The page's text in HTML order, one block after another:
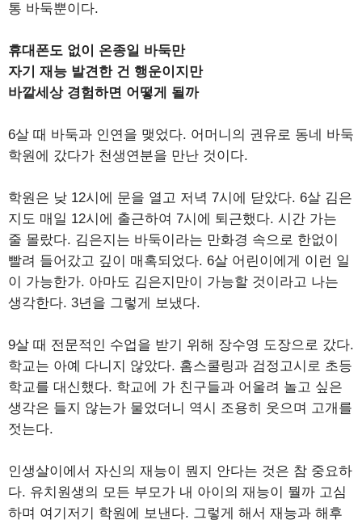
통 바둑뿐이다.
휴대폰도 없이 온종일 바둑만
자기 재능 발견한 건 행운이지만
바깥세상 경험하면 어떻게 될까
6살 때 바둑과 인연을 맺었다. 어머니의 권유로 동네 바둑
학원에 갔다가 천생연분을 만난 것이다.
학원은 낮 12시에 문을 열고 저녁 7시에 닫았다. 6살 김은
지도 매일 12시에 출근하여 7시에 퇴근했다. 시간 가는
줄 몰랐다. 김은지는 바둑이라는 만화경 속으로 한없이
빨려 들어갔고 깊이 매혹되었다. 6살 어린이에게 이런 일
이 가능한가. 아마도 김은지만이 가능할 것이라고 나는
생각한다. 3년을 그렇게 보냈다.
9살 때 전문적인 수업을 받기 위해 장수영 도장으로 갔다.
학교는 아예 다니지 않았다. 홈스쿨링과 검정고시로 초등
학교를 대신했다. 학교에 가 친구들과 어울려 놀고 싶은
생각은 들지 않는가 물었더니 역시 조용히 웃으며 고개를
젓는다.
인생살이에서 자신의 재능이 뭔지 안다는 것은 참 중요하
다. 유치원생의 모든 부모가 내 아이의 재능이 뭘까 고심
하며 여기저기 학원에 보낸다. 그렇게 해서 재능과 해후